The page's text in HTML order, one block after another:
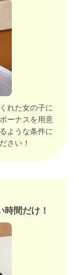
れた女の子に
ーナスを用意
ような条件に
さい！
間だけ！